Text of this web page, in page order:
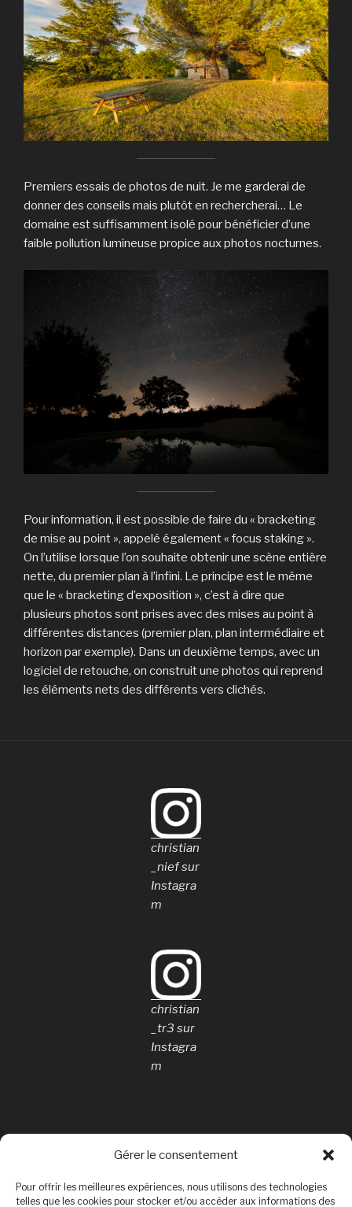
Gérer le consentement
Pour offrir les meilleures expériences, nous utilisons des technologies
telles que les cookies pour stocker et/ou accéder aux informations des
Premiers essais de photos de nuit. Je me garderai de
donner des conseils mais plutôt en rechercherai… Le
domaine est suffisamment isolé pour bénéficier d’une
faible pollution lumineuse propice aux photos nocturnes.
Pour information, il est possible de faire du « bracketing
de mise au point », appelé également « focus staking ».
On l’utilise lorsque l’on souhaite obtenir une scène entière
nette, du premier plan à l’infini. Le principe est le même
que le « bracketing d’exposition », c’est à dire que
plusieurs photos sont prises avec des mises au point à
différentes distances (premier plan, plan intermédiaire et
horizon par exemple). Dans un deuxième temps, avec un
logiciel de retouche, on construit une photos qui reprend
les éléments nets des différents vers clichés.
christian
_nief sur
Instagra
m
christian
_tr3 sur
Instagra
m
Rechercher